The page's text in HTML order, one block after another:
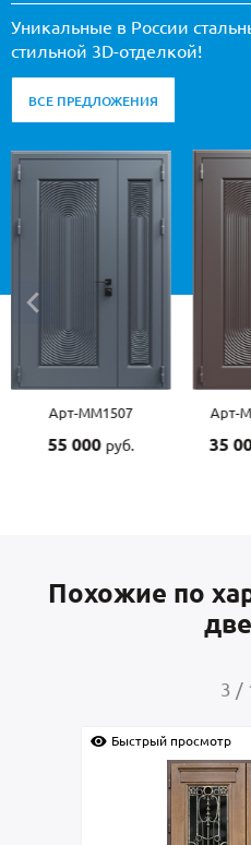
Уникальные в России
стильной 3D-отделкой!
ВСЕ ПРЕДЛОЖЕНИЯ
Арт-ММ1507
55 000руб.
Арт-ММ1534
35 000руб.
Похожие по
4 /
просмотр